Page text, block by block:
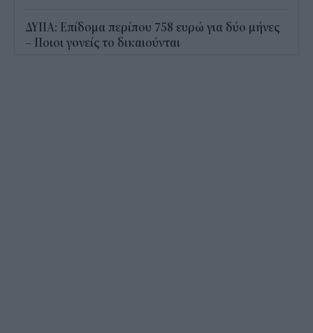
ΔΥΠΑ: Επίδομα περίπου 758 ευρώ για δύο μήνες
– Ποιοι γονείς το δικαιούνται